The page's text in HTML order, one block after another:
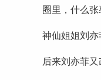
圈里，什么
神仙姐姐刘亦
后来刘亦菲